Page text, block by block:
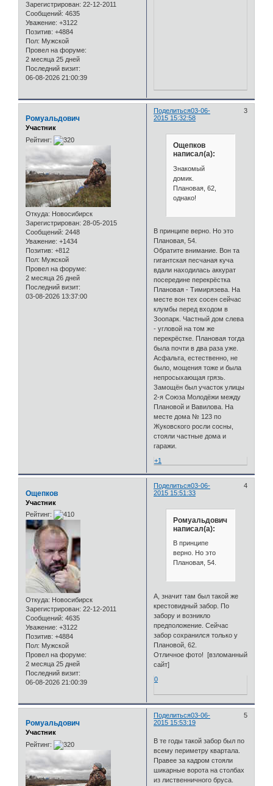
Зарегистрирован: 22-12-2011
Сообщений: 4635
Уважение: +3122
Позитив: +4884
Пол: Мужской
Провел на форуме:
2 месяца 25 дней
Последний визит:
06-08-2026 21:00:39
Поделиться 3
03-06-
2015 15:32:58
Ромуальдович
Участник
Рейтинг:
Откуда: Новосибирск
Зарегистрирован: 28-05-2015
Сообщений: 2448
Уважение: +1434
Позитив: +812
Пол: Мужской
Провел на форуме:
2 месяца 26 дней
Последний визит:
03-08-2026 13:37:00
Ощепков
написал(а):
Знакомый
домик.
Плановая, 62,
однако!
В принципе верно. Но это
Плановая, 54.
Обратите внимание. Вон та
гигантская песчаная куча
вдали находилась аккурат
посередине перекрёстка
Плановая - Тимирязева. На
месте вон тех сосен сейчас
клумбы перед входом в
Зоопарк. Частный дом слева
- угловой на том же
перекрёстке. Плановая тогда
была почти в два раза уже.
Асфальта, естественно, не
было, мощения тоже и была
непросыхающая грязь.
Замощён был участок улицы
2-я Союза Молодёжи между
Плановой и Вавилова. На
месте дома № 123 по
Жуковского росли сосны,
стояли частные дома и
гаражи.
+1
Поделиться 4
03-06-
2015 15:51:33
Ощепков
Участник
Рейтинг:
Откуда: Новосибирск
Зарегистрирован: 22-12-2011
Сообщений: 4635
Уважение: +3122
Позитив: +4884
Пол: Мужской
Провел на форуме:
2 месяца 25 дней
Последний визит:
06-08-2026 21:00:39
Ромуальдович
написал(а):
В принципе
верно. Но это
Плановая, 54.
А, значит там был такой же
крестовидный забор. По
забору и возникло
предположение. Сейчас
забор сохранился только у
Плановой, 62.
Отличное фото! [взломанный
сайт]
0
Поделиться 5
03-06-
2015 15:53:19
Ромуальдович
Участник
Рейтинг:
В те годы такой забор был по
всему периметру квартала.
Правее за кадром стояли
шикарные ворота на столбах
из лиственничного бруса.